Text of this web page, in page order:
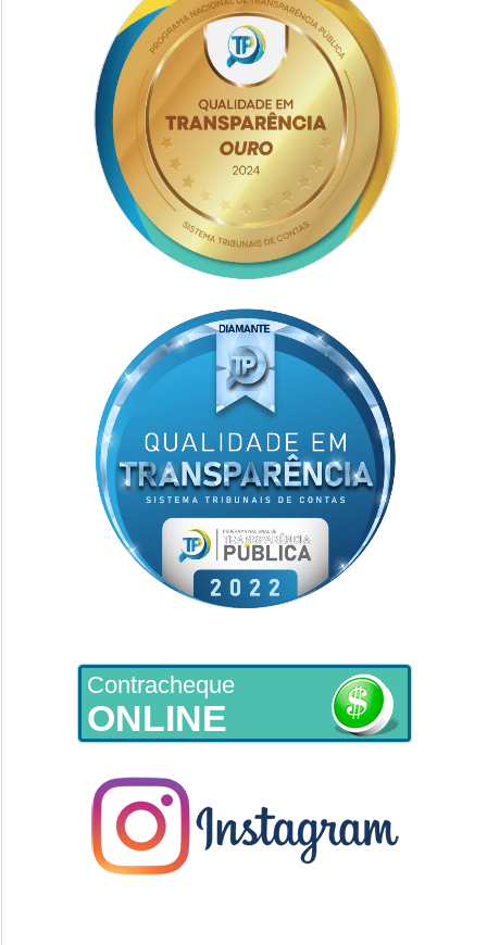
Contracheque
ONLINE